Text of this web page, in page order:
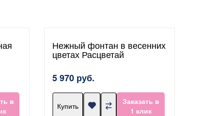
в
Нежный фонтан в весенних
цветах Расцветай
5 970 руб.
Купить
Заказать в
1 клик